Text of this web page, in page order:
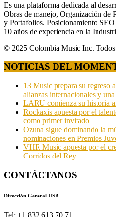
Es una plataforma dedicada al
Obras de manejo, Organización de
y Portafolios. Posicionamiento SEO
10 años de experiencia en la
© 2025 Colombia Music Inc. Todos
NOTICIAS DEL
13 Music prepara su regreso
alianzas internacionales y
LARU comienza su historia
Rockaxis apuesta por el
como primer invitado
Ozuna sigue dominando la
nominaciones en Premios
VHR Music apuesta por el
Corridos del Rey
CONTÁCTANOS
Dirección General USA
Tel: +1 832 613 70 71